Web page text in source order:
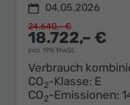
04.05.2026
18.722,– €
incl. 19% MwSt.
24.640,– €
Verbrauch
CO2-Klasse: E
CO2-Emissionen: